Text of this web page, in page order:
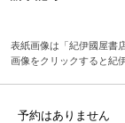
表紙画像は「紀伊國屋書
画像をクリックすると紀
予約はありません